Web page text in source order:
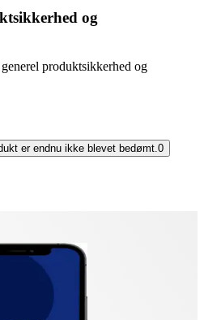
og
produktsikkerhed og
er endnu ikke blevet bedømt.0